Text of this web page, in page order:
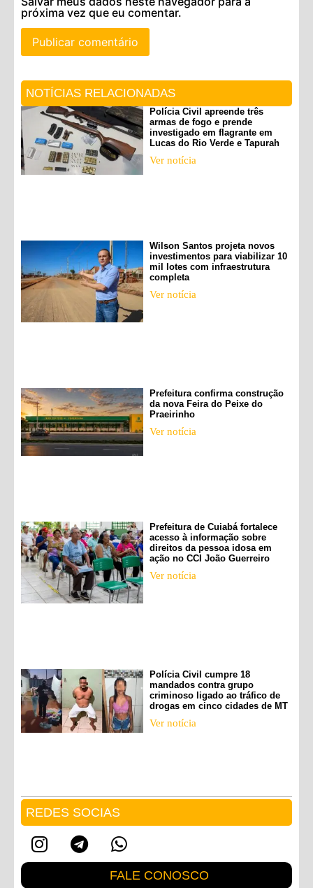
próxima vez que eu comentar.
NOTÍCIAS RELACIONADAS
Polícia Civil apreende três
armas de fogo e prende
investigado em flagrante em
Lucas do Rio Verde e Tapurah
Ver notícia
Wilson Santos projeta novos
investimentos para viabilizar 10
mil lotes com infraestrutura
completa
Ver notícia
Prefeitura confirma construção
da nova Feira do Peixe do
Praeirinho
Ver notícia
Prefeitura de Cuiabá fortalece
acesso à informação sobre
direitos da pessoa idosa em
ação no CCI João Guerreiro
Ver notícia
Polícia Civil cumpre 18
mandados contra grupo
criminoso ligado ao tráfico de
drogas em cinco cidades de MT
Ver notícia
REDES SOCIAS
FALE CONOSCO